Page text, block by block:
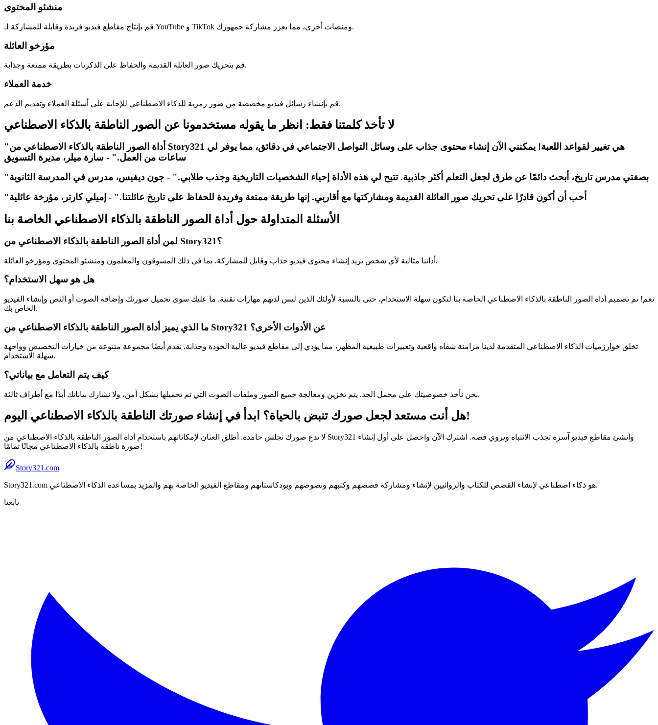
منشئو المحتوى
قم بإنتاج مقاطع فيديو فريدة وقابلة للمشاركة لـ YouTube و TikTok ومنصات أخرى، مما يعزز مشاركة جمهورك.
مؤرخو العائلة
قم بتحريك صور العائلة القديمة والحفاظ على الذكريات بطريقة ممتعة وجذابة.
خدمة العملاء
قم بإنشاء رسائل فيديو مخصصة من صور رمزية للذكاء الاصطناعي للإجابة على أسئلة العملاء وتقديم الدعم.
لا تأخذ كلمتنا فقط: انظر ما يقوله مستخدمونا عن الصور الناطقة بالذكاء الاصطناعي
"أداة الصور الناطقة بالذكاء الاصطناعي من Story321 هي تغيير لقواعد اللعبة! يمكنني الآن إنشاء محتوى جذاب على وسائل التواصل الاجتماعي في دقائق، مما يوفر لي
ساعات من العمل." - سارة ميلر، مديرة التسويق
"بصفتي مدرس تاريخ، أبحث دائمًا عن طرق لجعل التعلم أكثر جاذبية. تتيح لي هذه الأداة إحياء الشخصيات التاريخية وجذب طلابي." - جون ديفيس، مدرس في المدرسة الثانوية
"أحب أن أكون قادرًا على تحريك صور العائلة القديمة ومشاركتها مع أقاربي. إنها طريقة ممتعة وفريدة للحفاظ على تاريخ عائلتنا." - إميلي كارتر، مؤرخة عائلية
الأسئلة المتداولة حول أداة الصور الناطقة بالذكاء الاصطناعي الخاصة بنا
لمن أداة الصور الناطقة بالذكاء الاصطناعي من Story321؟
أداتنا مثالية لأي شخص يريد إنشاء محتوى فيديو جذاب وقابل للمشاركة، بما في ذلك المسوقون والمعلمون ومنشئو المحتوى ومؤرخو العائلة.
هل هو سهل الاستخدام؟
نعم! تم تصميم أداة الصور الناطقة بالذكاء الاصطناعي الخاصة بنا لتكون سهلة الاستخدام، حتى بالنسبة لأولئك الذين ليس لديهم مهارات تقنية. ما عليك سوى تحميل صورتك وإضافة الصوت أو النص وإنشاء الفيديو
الخاص بك.
ما الذي يميز أداة الصور الناطقة بالذكاء الاصطناعي من Story321 عن الأدوات الأخرى؟
تخلق خوارزميات الذكاء الاصطناعي المتقدمة لدينا مزامنة شفاه واقعية وتعبيرات طبيعية المظهر، مما يؤدي إلى مقاطع فيديو عالية الجودة وجذابة. نقدم أيضًا مجموعة متنوعة من خيارات التخصيص وواجهة
سهلة الاستخدام.
كيف يتم التعامل مع بياناتي؟
نحن نأخذ خصوصيتك على محمل الجد. يتم تخزين ومعالجة جميع الصور وملفات الصوت التي تم تحميلها بشكل آمن، ولا نشارك بياناتك أبدًا مع أطراف ثالثة.
هل أنت مستعد لجعل صورك تنبض بالحياة؟ ابدأ في إنشاء صورتك الناطقة بالذكاء الاصطناعي اليوم!
لا تدع صورك تجلس خامدة. أطلق العنان لإمكاناتهم باستخدام أداة الصور الناطقة بالذكاء الاصطناعي من Story321 وأنشئ مقاطع فيديو آسرة تجذب الانتباه وتروي قصة. اشترك الآن واحصل على أول إنشاء
صورة ناطقة بالذكاء الاصطناعي مجانًا تمامًا!
Story321.com
Story321.com هو ذكاء اصطناعي لإنشاء القصص للكتاب والروائيين لإنشاء ومشاركة قصصهم وكتبهم ونصوصهم وبودكاستاتهم ومقاطع الفيديو الخاصة بهم والمزيد بمساعدة الذكاء الاصطناعي.
تابعنا